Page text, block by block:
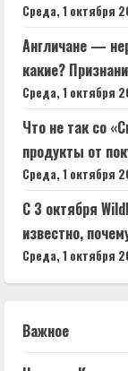
Среда, 1 октября
Англичане —
какие?
Среда, 1 октября
Что не так со
продукты от
Среда, 1 октября
С 3 октября
известно,
Среда, 1 октября
Важное